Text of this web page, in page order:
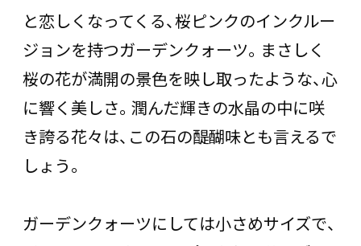
と恋しくなってくる、桜ピンクのインクルー
ジョンを持つガーデンクォーツ。まさしく
桜の花が満開の景色を映し取ったような、心
に響く美しさ。潤んだ輝きの水晶の中に咲
き誇る花々は、この石の醍醐味とも言えるで
しょう。
ガーデンクォーツにしては小さめサイズで、